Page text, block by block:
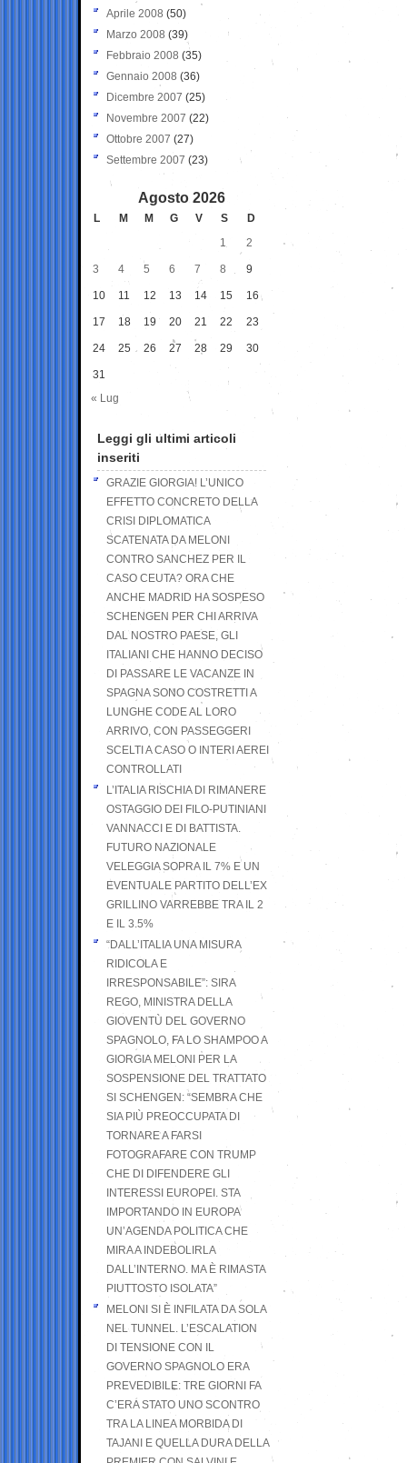
Aprile 2008 (50)
Marzo 2008 (39)
Febbraio 2008 (35)
Gennaio 2008 (36)
Dicembre 2007 (25)
Novembre 2007 (22)
Ottobre 2007 (27)
Settembre 2007 (23)
Agosto 2026
L M M G V S
D
1
2
3 4 5 6 7 8 9
10 11 12 13 14 15 16
17 18 19 20 21 22 23
24 25 26 27 28 29 30
31
« Lug
Leggi gli ultimi articoli
inseriti
GRAZIE GIORGIA! L’UNICO
EFFETTO CONCRETO DELLA
CRISI DIPLOMATICA
SCATENATA DA MELONI
CONTRO SANCHEZ PER IL
CASO CEUTA? ORA CHE
ANCHE MADRID HA SOSPESO
SCHENGEN PER CHI ARRIVA
DAL NOSTRO PAESE, GLI
ITALIANI CHE HANNO DECISO
DI PASSARE LE VACANZE IN
SPAGNA SONO COSTRETTI A
LUNGHE CODE AL LORO
ARRIVO, CON PASSEGGERI
SCELTI A CASO O INTERI AEREI
CONTROLLATI
L’ITALIA RISCHIA DI RIMANERE
OSTAGGIO DEI FILO-PUTINIANI
VANNACCI E DI BATTISTA.
FUTURO NAZIONALE
VELEGGIA SOPRA IL 7% E UN
EVENTUALE PARTITO DELL’EX
GRILLINO VARREBBE TRA IL 2
E IL 3.5%
“DALL’ITALIA UNA MISURA
RIDICOLA E
IRRESPONSABILE”: SIRA
REGO, MINISTRA DELLA
GIOVENTÙ DEL GOVERNO
SPAGNOLO, FA LO SHAMPOO A
GIORGIA MELONI PER LA
SOSPENSIONE DEL TRATTATO
SI SCHENGEN: “SEMBRA CHE
SIA PIÙ PREOCCUPATA DI
TORNARE A FARSI
FOTOGRAFARE CON TRUMP
CHE DI DIFENDERE GLI
INTERESSI EUROPEI. STA
IMPORTANDO IN EUROPA
UN’AGENDA POLITICA CHE
MIRA A INDEBOLIRLA
DALL’INTERNO. MA È RIMASTA
PIUTTOSTO ISOLATA”
MELONI SI È INFILATA DA SOLA
NEL TUNNEL. L’ESCALATION
DI TENSIONE CON IL
GOVERNO SPAGNOLO ERA
PREVEDIBILE: TRE GIORNI FA
C’ERA STATO UNO SCONTRO
TRA LA LINEA MORBIDA DI
TAJANI E QUELLA DURA DELLA